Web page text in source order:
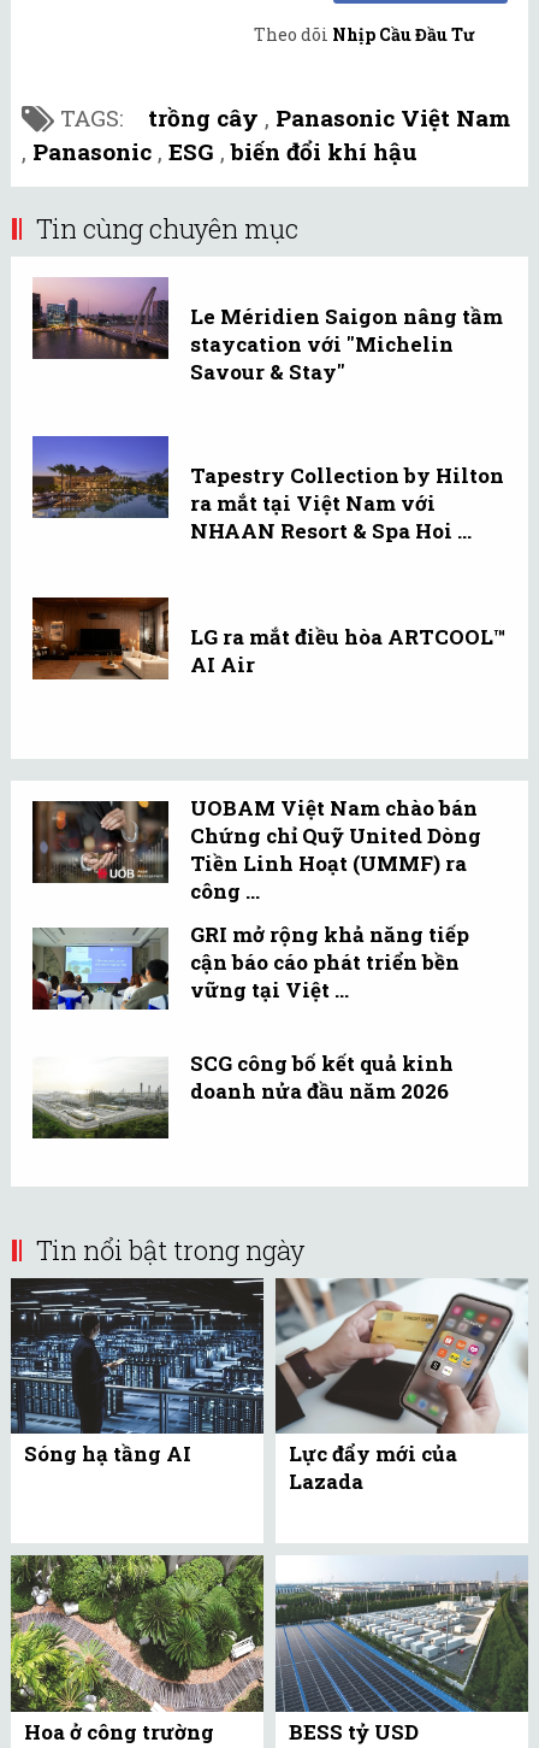
Theo dõi Nhịp Cầu Đầu Tư
TAGS: trồng cây , Panasonic Việt Nam
, Panasonic , ESG ,biến đổi khí hậu
Tin cùng chuyên mục
Le Méridien Saigon nâng tầm
staycation với "Michelin
Savour & Stay"
Tapestry Collection by Hilton
ra mắt tại Việt Nam với
NHAAN Resort & Spa Hoi ...
LG ra mắt điều hòa ARTCOOL™
AI Air
UOBAM Việt Nam chào bán
Chứng chỉ Quỹ United Dòng
Tiền Linh Hoạt (UMMF) ra
công ...
GRI mở rộng khả năng tiếp
cận báo cáo phát triển bền
vững tại Việt ...
SCG công bố kết quả kinh
doanh nửa đầu năm 2026
Tin nổi bật trong ngày
Sóng hạ tầng AI
Lực đẩy mới của
Lazada
Hoa ở công trường BESS tỷ USD